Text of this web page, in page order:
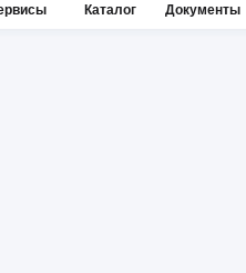
Каталог Документы